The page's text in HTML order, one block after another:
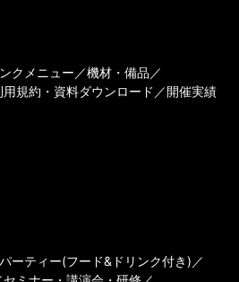
クメニュー
機材・備品
用規約・資料ダウンロード 開催実績
ーティー(フード&ドリンク付き)